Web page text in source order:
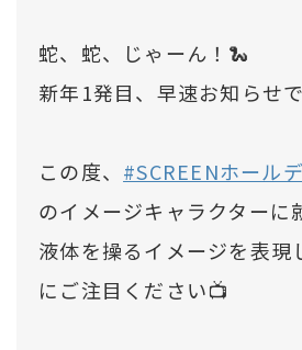
蛇、蛇、じゃーん！🐍
新年1発目、早速お知らせ
この度、 #SCREENホール
のイメージキャラクターに
液体を操るイメージを表現
にご注目ください📺